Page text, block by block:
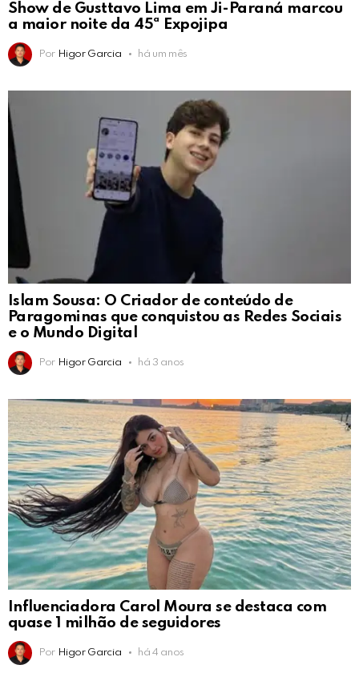
Show de Gusttavo Lima em Ji-Paraná marcou
a maior noite da 45ª Expojipa
Por Higor Garcia há um mês
Islam Sousa: O Criador de conteúdo de
Paragominas que conquistou as Redes Sociais
e o Mundo Digital
Por Higor Garcia há 3 anos
Influenciadora Carol Moura se destaca com
quase 1 milhão de seguidores
Por Higor Garcia há 4 anos